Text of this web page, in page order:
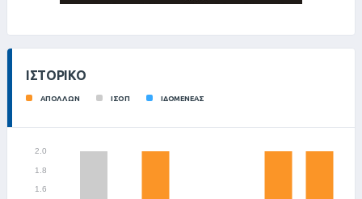
ΙΣΤΟΡΙΚΌ
ΑΠΟΛΛΩΝ ΙΣΟΠ ΙΔΟΜΕΝΕΑΣ